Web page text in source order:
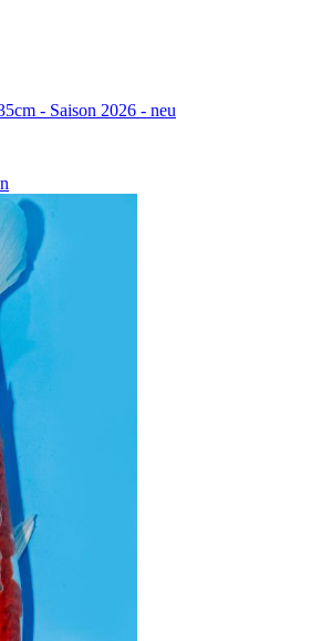
- Saison 2026 - neu